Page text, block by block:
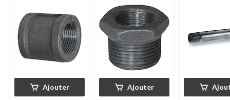
Ajouter Ajouter